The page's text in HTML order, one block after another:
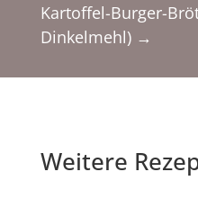
Kartoffel-Burger-
Dinkelmehl)→
Weitere